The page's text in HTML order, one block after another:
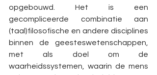
opgebouwd. Het is een
gecompliceerde combinatie aan
(taal)filosofische en andere disciplines
binnen de geesteswetenschappen,
met als doel om de
waarheidssystemen, waarin de mens